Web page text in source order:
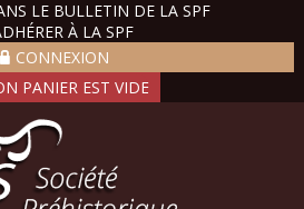
LE BULLETIN DE LA SPF
À LA SPF
CONNEXION